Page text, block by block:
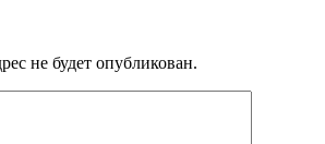
не будет опубликован.